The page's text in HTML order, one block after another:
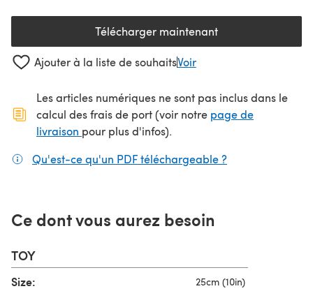
Télécharger maintenant(s'ouvre dans un nouvel
Ajouter à la liste de souhaitsVoir
Les articles numériques ne sont pas inclus dans le
calcul des frais de port (voir notre page de
livraison (s'ouvre dans un nouvel onglet)
pour plus d'infos).
Qu'est-ce qu'un PDF téléchargeable ?
Ce dont vous aurez besoin
TOY
Size: 25cm (10in)